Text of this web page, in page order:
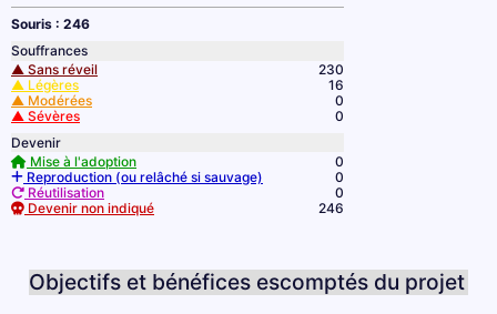
Souris : 246
Souffrances
▲ Sans réveil
230
▲ Légères
16
▲ Modérées
0
▲ Sévères
0
Devenir
Mise à l'adoption
0
Reproduction (ou relâché si sauvage)
0
Réutilisation
0
Devenir non indiqué
246
Objectifs et bénéfices escomptés du projet